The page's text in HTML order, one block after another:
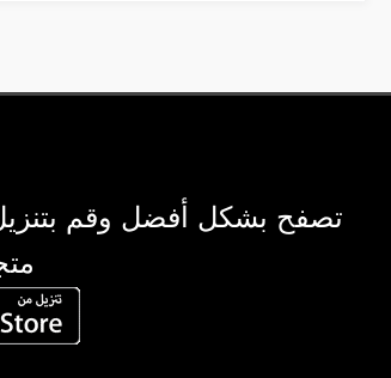
تصفح بشكل أفضل وقم